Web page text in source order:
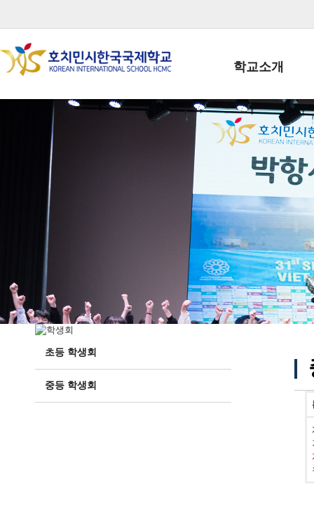
학교소개
학교장인사말
학생회장인사말
학교상징
학교 CI
교직원현황
학생현황
위치/전화
전경사진
초등 학생회
중등 학생회